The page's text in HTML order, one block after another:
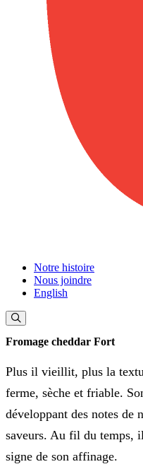
Notre histoire
Nous joindre
English
Fromage cheddar Fort
Plus il vieillit, plus la
ferme, sèche et friable.
développant des notes de
saveurs. Au fil du temps,
signe de son affinage.